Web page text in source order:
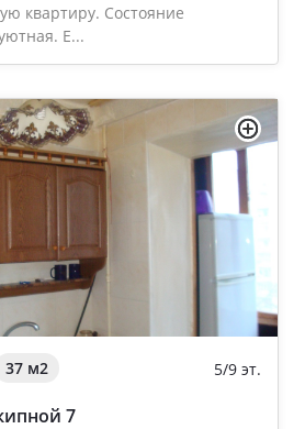
квартиру. Состояние
Е...
37 м2 5/9 эт.
7